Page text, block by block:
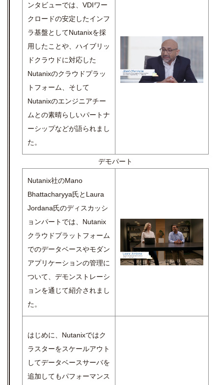
ンタビューでは、VDIワー
クロードの安定したインフ
ラ基盤としてNutanixを採
用したことや、ハイブリッ
ドクラウドに対応した
Nutanixのクラウドプラッ
トフォーム、そして
Nutanixのエンジニアチー
ムとの素晴らしいパートナ
ーシップなどが語られまし
た。
デモパート
Nutanix社のMano
Bhattacharyya氏とLaura
Jordana氏のディスカッシ
ョンパートでは、Nutanix
クラウドプラットフォーム
でのデータベースやモダン
アプリケーションの管理に
ついて、デモンストレーシ
ョンを通じて紹介されまし
た。
はじめに、Nutanixではク
ラスターをスケールアウト
してデータベースサーバを
追加してもパフォーマンス